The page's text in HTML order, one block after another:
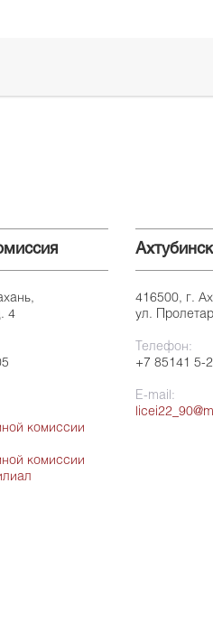
4
комиссии
комиссии
416500, г.
ул.
Телефон:
+7 85141 5-
E-mail: